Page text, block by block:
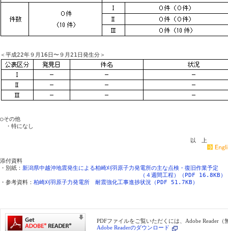
○その他
・特になし
添付資料
・別紙： 新潟県中越沖地震発生による柏崎刈羽原子力発電所の主な点検・復旧作業予定
（４週間工程）（PDF 16.8KB）
・参考資料： 柏崎刈羽原子力発電所　耐震強化工事進捗状況（PDF 51.7KB）
PDFファイルをご覧いただくには、Adobe Reader（
Adobe Readerのダウンロード